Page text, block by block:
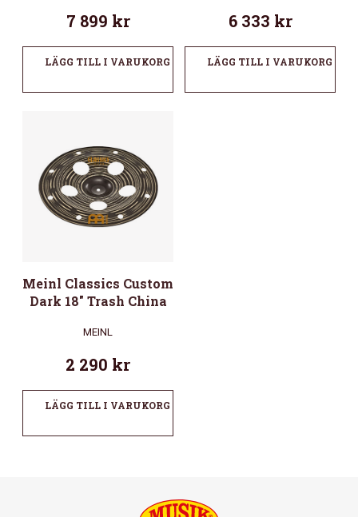
7 899 kr
LÄGG TILL I VARUKORG
6 333 kr
LÄGG TILL I VARUKORG
Meinl Classics Custom
Dark 18″ Trash China
MEINL
2 290 kr
LÄGG TILL I VARUKORG